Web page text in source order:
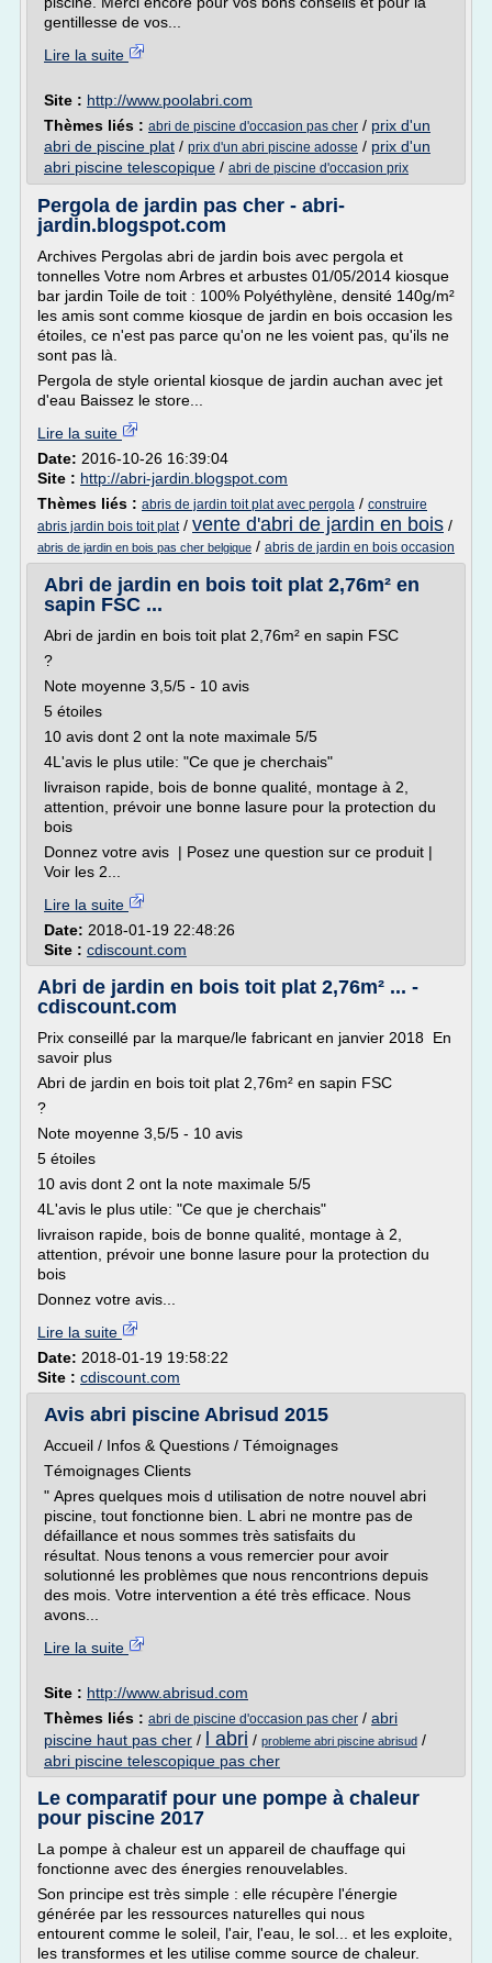
gentillesse de vos...
Lire la suite
Site : http://www.poolabri.com
Thèmes liés : abri de piscine d'occasion pas cher / prix d'un
abri de piscine plat / prix d'un abri piscine adosse / prix d'un
abri piscine telescopique / abri de piscine d'occasion prix
Pergola de jardin pas cher - abri-
jardin.blogspot.com
Archives Pergolas abri de jardin bois avec pergola et
tonnelles Votre nom Arbres et arbustes 01/05/2014 kiosque
bar jardin Toile de toit : 100% Polyéthylène, densité 140g/m²
les amis sont comme kiosque de jardin en bois occasion les
étoiles, ce n'est pas parce qu'on ne les voient pas, qu'ils ne
sont pas là.
Pergola de style oriental kiosque de jardin auchan avec jet
d'eau Baissez le store...
Lire la suite
Date: 2016-10-26 16:39:04
Site : http://abri-jardin.blogspot.com
Thèmes liés : abris de jardin toit plat avec pergola / construire
abris jardin bois toit plat/ vente d'abri de jardin en bois /
abris de jardin en bois pas cher belgique / abris de jardin en bois occasion
Abri de jardin en bois toit plat 2,76m² en
sapin FSC ...
Abri de jardin en bois toit plat 2,76m² en sapin FSC
?
Note moyenne 3,5/5 - 10 avis
5 étoiles
10 avis dont 2 ont la note maximale 5/5
4L'avis le plus utile: "Ce que je cherchais"
livraison rapide, bois de bonne qualité, montage à 2,
attention, prévoir une bonne lasure pour la protection du
bois
Donnez votre avis | Posez une question sur ce produit |
Voir les 2...
Lire la suite
Date: 2018-01-19 22:48:26
Site : cdiscount.com
Abri de jardin en bois toit plat 2,76m² ... -
cdiscount.com
Prix conseillé par la marque/le fabricant en janvier 2018 En
savoir plus
Abri de jardin en bois toit plat 2,76m² en sapin FSC
?
Note moyenne 3,5/5 - 10 avis
5 étoiles
10 avis dont 2 ont la note maximale 5/5
4L'avis le plus utile: "Ce que je cherchais"
livraison rapide, bois de bonne qualité, montage à 2,
attention, prévoir une bonne lasure pour la protection du
bois
Donnez votre avis...
Lire la suite
Date: 2018-01-19 19:58:22
Site : cdiscount.com
Avis abri piscine Abrisud 2015
Accueil / Infos & Questions / Témoignages
Témoignages Clients
" Apres quelques mois d utilisation de notre nouvel abri
piscine, tout fonctionne bien. L abri ne montre pas de
défaillance et nous sommes très satisfaits du
résultat. Nous tenons a vous remercier pour avoir
solutionné les problèmes que nous rencontrions depuis
des mois. Votre intervention a été très efficace. Nous
avons...
Lire la suite
Site : http://www.abrisud.com
Thèmes liés : abri de piscine d'occasion pas cher / abri
piscine haut pas cher / l abri / probleme abri piscine abrisud /
abri piscine telescopique pas cher
Le comparatif pour une pompe à chaleur
pour piscine 2017
La pompe à chaleur est un appareil de chauffage qui
fonctionne avec des énergies renouvelables.
Son principe est très simple : elle récupère l'énergie
générée par les ressources naturelles qui nous
entourent comme le soleil, l'air, l'eau, le sol... et les exploite,
les transformes et les utilise comme source de chaleur.